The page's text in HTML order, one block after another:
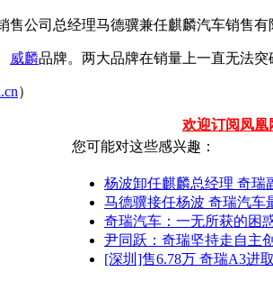
公司总经理马德骥兼任麒麟汽车销售
威麟品牌。两大品牌在销量上一直无法
）
欢迎订阅凤凰
您可能对这些感兴趣：
杨波卸任麒麟总经理 奇瑞
马德骥接任杨波 奇瑞汽车
奇瑞汽车：一无所获的困
尹同跃：奇瑞坚持走自主
[深圳]售6.78万 奇瑞A3进